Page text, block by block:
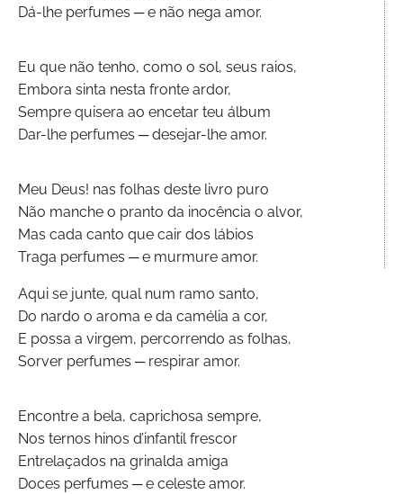
Dá-lhe perfumes ─ e não nega amor.
Eu que não tenho, como o sol, seus raios,
Embora sinta nesta fronte ardor,
Sempre quisera ao encetar teu álbum
Dar-lhe perfumes ─ desejar-lhe amor.
Meu Deus! nas folhas deste livro puro
Não manche o pranto da inocência o alvor,
Mas cada canto que cair dos lábios
Traga perfumes ─ e murmure amor.
Aqui se junte, qual num ramo santo,
Do nardo o aroma e da camélia a cor,
E possa a virgem, percorrendo as folhas,
Sorver perfumes ─ respirar amor.
Encontre a bela, caprichosa sempre,
Nos ternos hinos d’infantil frescor
Entrelaçados na grinalda amiga
Doces perfumes ─ e celeste amor.